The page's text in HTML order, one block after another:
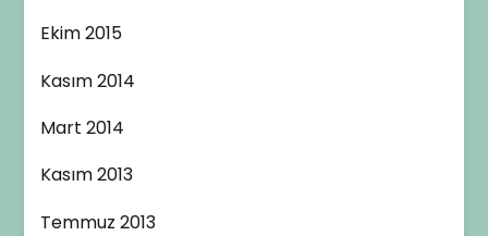
Ekim 2015
Kasım 2014
Mart 2014
Kasım 2013
Temmuz 2013